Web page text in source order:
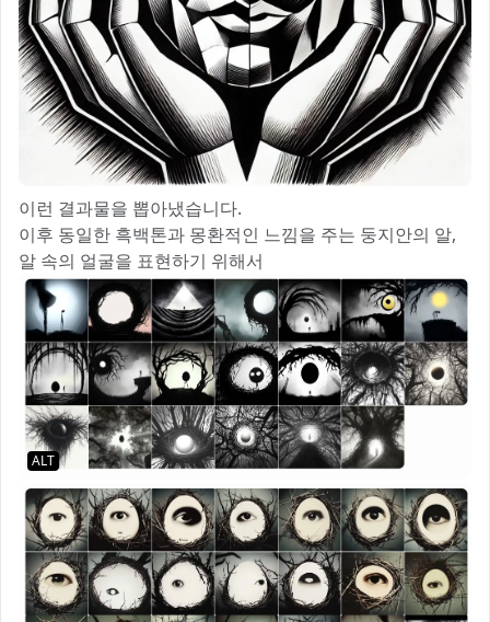
이런 결과물을 뽑아냈습니다.
이후 동일한 흑백톤과 몽환적인 느낌을 주는 둥지안의 알,
알 속의 얼굴을 표현하기 위해서
ALT